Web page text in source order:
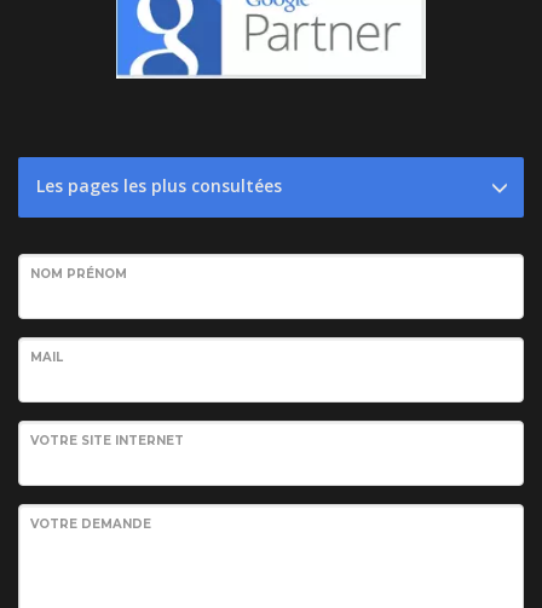
Les pages les plus consultées
NOM PRÉNOM
MAIL
VOTRE SITE INTERNET
VOTRE DEMANDE